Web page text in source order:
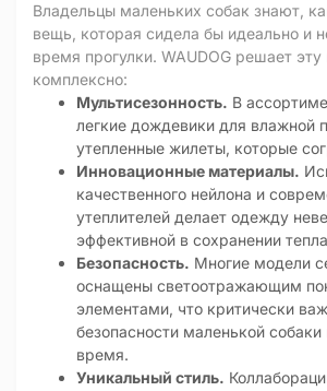
Владельцы маленьких собак знают,
вещь, которая сидела бы идеально и
время прогулки. WAUDOG решает
комплексно:
Мультисезонность. В
легкие дождевики для влажной
утепленные жилеты, которые
Инновационные материалы.
качественного нейлона и
утеплителей делает одежду
эффективной в сохранении
Безопасность. Многие модели
оснащены светоотражающим
элементами, что критически
безопасности маленькой собаки
время.
Уникальный стиль.